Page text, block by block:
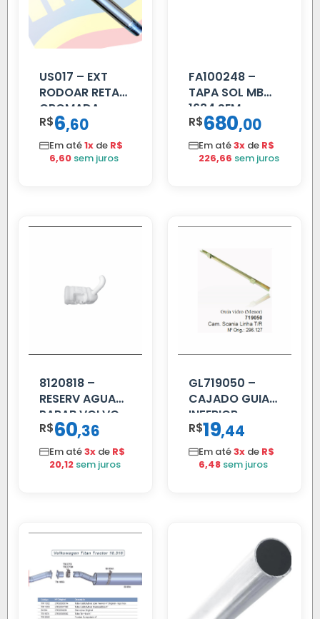
US017 – EXT
RODOAR RETA
CROMADA
R$6,60
Em até1x de R$
6,60 sem juros
FA100248 –
TAPA SOL MB
1634 SEM
SUPORTE FIBRA
R$680,00
Em até3x de R$
226,66 sem juros
8120818 –
RESERV AGUA
PARAB VOLVO
EDC
R$60,36
Em até3x de R$
20,12 sem juros
GL719050 –
CAJADO GUIA
INFERIOR
SCANIA T/R
112/113 MENOR
R$19,44
Em até3x de R$
6,48 sem juros